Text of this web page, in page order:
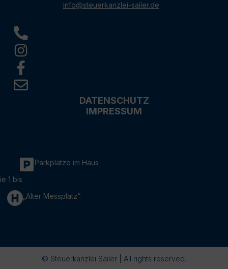
info@steuerkanzlei-sailer.de
DATENSCHUTZ
IMPRESSUM
Parkplätze im Haus
1 bis
„Alter Messplatz“
© Steuerkanzlei Sailer | All rights reserved.